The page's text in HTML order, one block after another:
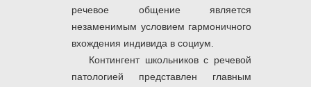
речевое общение является
незаменимым условием гармоничного
вхождения индивида в социум.
Контингент школьников с речевой
патологией представлен главным